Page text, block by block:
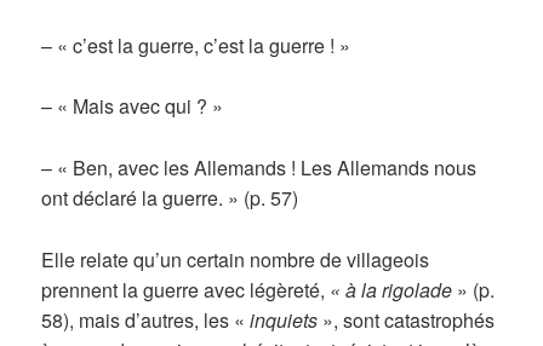
– « c’est la guerre, c’est la guerre ! »
– « Mais avec qui ? »
– « Ben, avec les Allemands ! Les Allemands nous
ont déclaré la guerre. » (p. 57)
Elle relate qu’un certain nombre de villageois
prennent la guerre avec légèreté, « à la rigolade » (p.
58), mais d’autres, les «inquiets », sont catastrophés